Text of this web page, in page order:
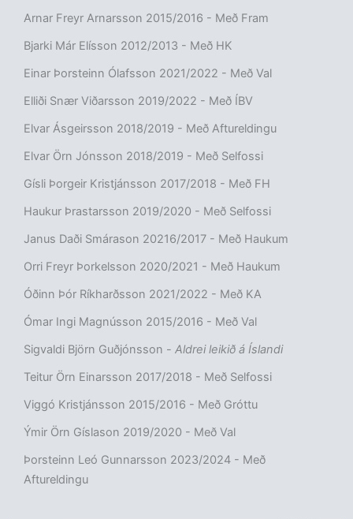
Arnar Freyr Arnarsson 2015/2016 - Með Fram
Bjarki Már Elísson 2012/2013 - Með HK
Einar Þorsteinn Ólafsson 2021/2022 - Með Val
Elliði Snær Viðarsson 2019/2022 - Með ÍBV
Elvar Ásgeirsson 2018/2019 - Með Aftureldingu
Elvar Örn Jónsson 2018/2019 - Með Selfossi
Gísli Þorgeir Kristjánsson 2017/2018 - Með FH
Haukur Þrastarsson 2019/2020 - Með Selfossi
Janus Daði Smárason 20216/2017 - Með Haukum
Orri Freyr Þorkelsson 2020/2021 - Með Haukum
Óðinn Þór Ríkharðsson 2021/2022 - Með KA
Ómar Ingi Magnússon 2015/2016 - Með Val
Sigvaldi Björn Guðjónsson - Aldrei leikið á Íslandi
Teitur Örn Einarsson 2017/2018 - Með Selfossi
Viggó Kristjánsson 2015/2016 - Með Gróttu
Ýmir Örn Gíslason 2019/2020 - Með Val
Þorsteinn Leó Gunnarsson 2023/2024 - Með
Aftureldingu